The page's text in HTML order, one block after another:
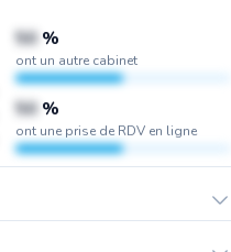
50 %
ont un autre cabinet
50 %
ont une prise de RDV en ligne